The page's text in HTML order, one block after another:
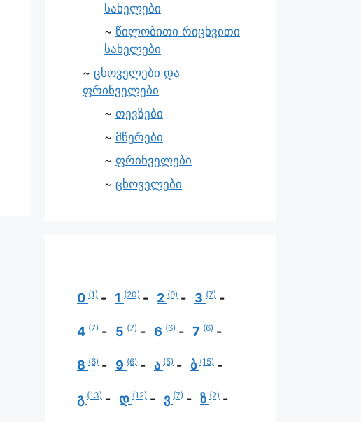
სახელები
წილობითი რიცხვითი
სახელები
ცხოველები და
ფრინველები
თევზები
მწერები
ფრინველები
ცხოველები
0 (1) 1 (20) 2 (9) 3 (7)
4 (7) 5 (7) 6 (6) 7 (6)
8 (6) 9 (6) ა (5) ბ (15)
გ (13) დ (12) ვ (7) ზ (2)